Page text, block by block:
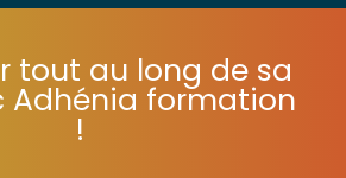
tout au long de sa
Adhénia formation
!